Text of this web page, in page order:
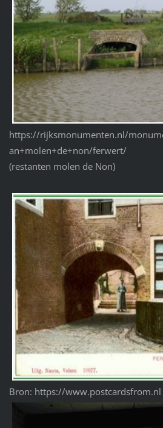
https://rijksmonumenten.nl/
an+molen+de+non/ferwert/
(restanten molen de Non)
Bron: https://www.postcardsfrom.nl